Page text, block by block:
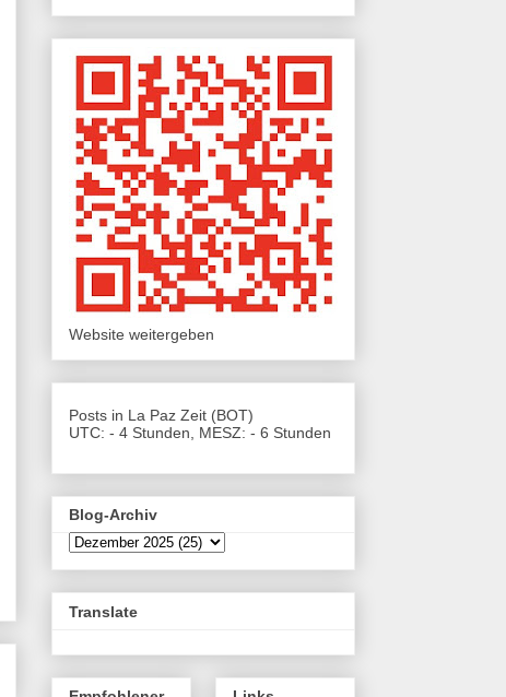
Website weitergeben
Posts in La Paz Zeit (BOT)
UTC: - 4 Stunden, MESZ: - 6 Stunden
Blog-Archiv
Translate